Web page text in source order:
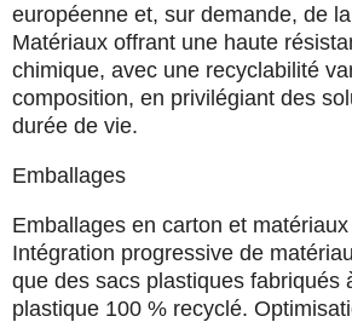
européenne et, sur demande, de
Matériaux offrant une haute
chimique, avec une recyclabilité
composition, en privilégiant des
durée de vie.
Emballages
Emballages en carton et
Intégration progressive de
que des sacs plastiques fabriqués
plastique 100 % recyclé.